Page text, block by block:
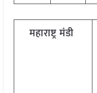
महाराष्ट्रमंडी